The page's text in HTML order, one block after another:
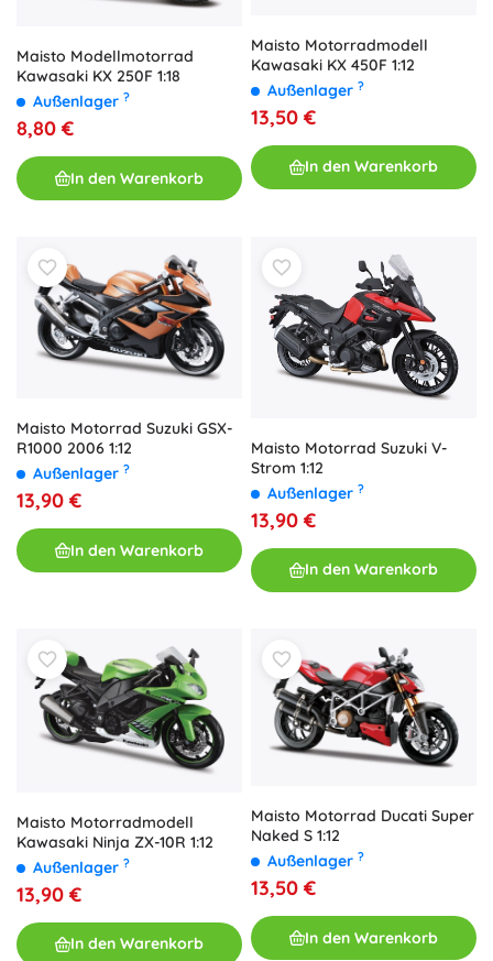
Maisto Modellmotorrad
Kawasaki KX 250F 1:18
Außenlager ?
8,80 €
In den Warenkorb
Maisto Motorradmodell
Kawasaki KX 450F 1:12
Außenlager ?
13,50 €
In den Warenkorb
Maisto Motorrad Suzuki GSX-
R1000 2006 1:12
Außenlager ?
13,90 €
In den Warenkorb
Maisto Motorrad Suzuki V-
Strom 1:12
Außenlager ?
13,90 €
In den Warenkorb
Maisto Motorradmodell
Kawasaki Ninja ZX-10R 1:12
Außenlager ?
13,90 €
In den Warenkorb
Maisto Motorrad Ducati Super
Naked S 1:12
Außenlager ?
13,50 €
In den Warenkorb